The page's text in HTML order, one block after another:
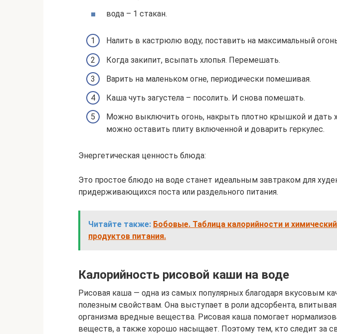
вода – 1 стакан.
Налить в кастрюлю воду, поставить на максимальный
Когда закипит, всыпать хлопья. Перемешать.
Варить на маленьком огне, периодически помешивая.
Каша чуть загустела – посолить. И снова помешать.
Можно выключить огонь, накрыть плотно крышкой и дать
можно оставить плиту включенной и доварить геркулес.
Энергетическая ценность блюда:
Это простое блюдо на воде станет идеальным завтраком для
придерживающихся поста или раздельного питания.
Читайте также: Бобовые. Таблица калорийности и
продуктов питания.
Калорийность рисовой каши на воде
Рисовая каша — одна из самых популярных благодаря вкусовым
полезным свойствам. Она выступает в роли адсорбента,
организма вредные вещества. Рисовая каша помогает
веществ, а также хорошо насыщает. Поэтому тем, кто следит за